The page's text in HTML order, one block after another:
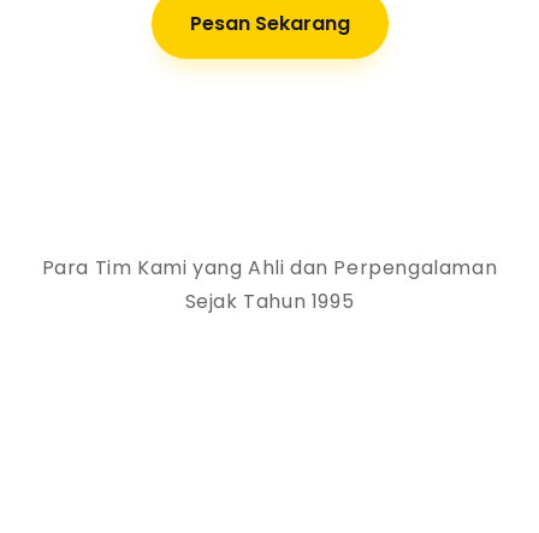
Pesan Sekarang
Para Tim Kami yang Ahli dan Perpengalaman
Sejak Tahun 1995